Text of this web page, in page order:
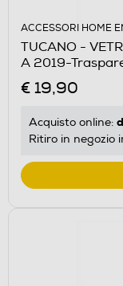
ACCESSORI HOME
TUCANO -
A 2019-
€ 19,90
Acquisto online:
Ritiro in negozio